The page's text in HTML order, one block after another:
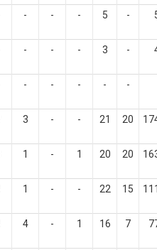
- - - 5 -
- - - 3 -
- - - - -
3 - - 21 20
1 - 1 20 20
1 - - 22 15
4 - 1 16 7